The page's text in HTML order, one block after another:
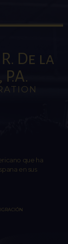
De la
que ha
en sus